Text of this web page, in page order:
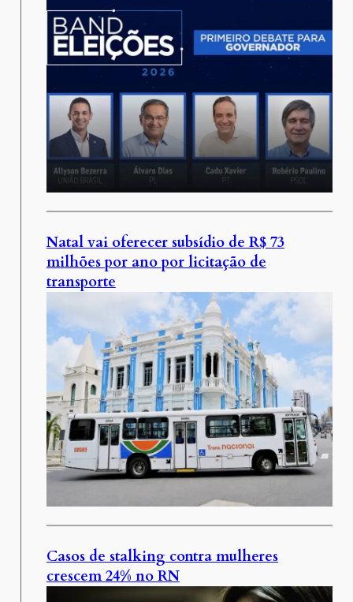
Natal vai oferecer subsídio de R$ 73
milhões por ano por licitação de
transporte
Casos de stalking contra mulheres
crescem 24% no RN